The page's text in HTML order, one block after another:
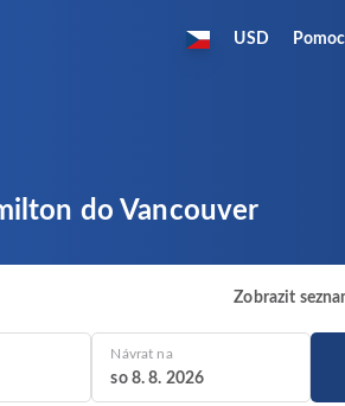
USD Pomoc
do Vancouver
Zobrazit
Návrat na
so 8. 8. 2026